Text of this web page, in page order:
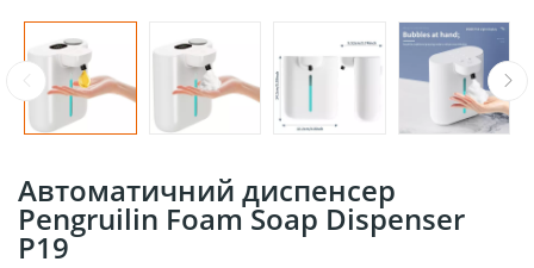
Автоматичний диспенсер
Pengruilin Foam Soap Dispenser
P19